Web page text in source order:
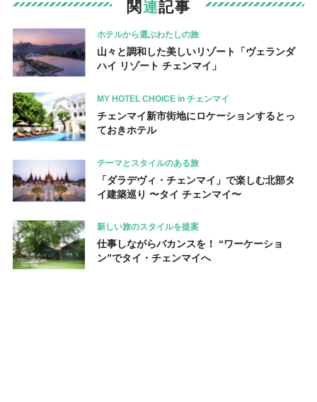
関連記事
ホテルから選ぶわたしの旅
山々と調和した美しいリゾート「ヴェランダ
ハイ リゾート チェンマイ」
MY HOTEL CHOICE in チェンマイ
チェンマイ新市街地にロケーションするとっ
ておきホテル
テーマとスタイルのある旅
「ダラデヴィ・チェンマイ」で楽しむ北部タ
イ建築巡り 〜タイ チェンマイ〜
新しい旅のスタイルを提案
仕事しながらバカンスを！ “ワーケーショ
ン”でタイ・チェンマイへ